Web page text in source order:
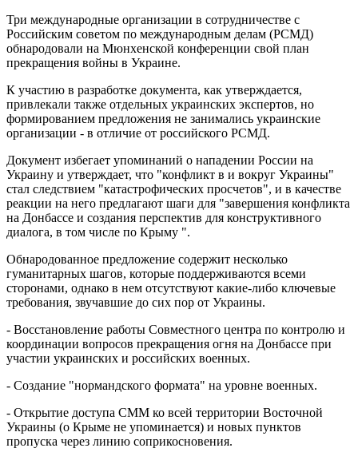
Три международные организации в сотрудничестве с
Российским советом по международным делам (РСМД)
обнародовали на Мюнхенской конференции свой план
прекращения войны в Украине.
К участию в разработке документа, как утверждается,
привлекали также отдельных украинских экспертов, но
формированием предложения не занимались украинские
организации - в отличие от российского РСМД.
Документ избегает упоминаний о нападении России на
Украину и утверждает, что "конфликт в и вокруг Украины"
стал следствием "катастрофических просчетов", и в качестве
реакции на него предлагают шаги для "завершения конфликта
на Донбассе и создания перспектив для конструктивного
диалога, в том числе по Крыму ".
Обнародованное предложение содержит несколько
гуманитарных шагов, которые поддерживаются всеми
сторонами, однако в нем отсутствуют какие-либо ключевые
требования, звучавшие до сих пор от Украины.
- Восстановление работы Совместного центра по контролю и
координации вопросов прекращения огня на Донбассе при
участии украинских и российских военных.
- Создание "нормандского формата" на уровне военных.
- Открытие доступа СММ ко всей территории Восточной
Украины (о Крыме не упоминается) и новых пунктов
пропуска через линию соприкосновения.